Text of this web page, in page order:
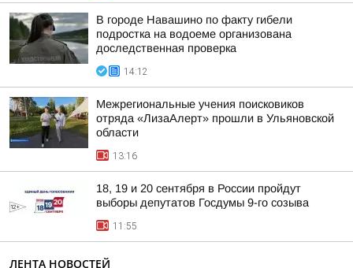
В городе Навашино по факту гибели
подростка на водоеме организована
доследственная проверка
14:12
Межрегиональные учения поисковиков
отряда «ЛизаАлерт» прошли в Ульяновской
области
13:16
18, 19 и 20 сентября в России пройдут
выборы депутатов Госдумы 9-го созыва
11:55
ЛЕНТА НОВОСТЕЙ